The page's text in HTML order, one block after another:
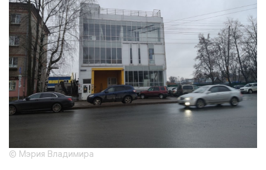
© Мэрия Владимира